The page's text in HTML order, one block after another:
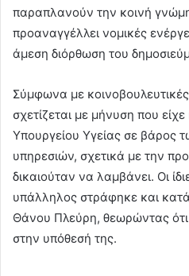
παραπλανούν την κοινή
προαναγγέλλει νομικές
άμεση διόρθωση του
Σύμφωνα με
σχετίζεται με μήνυση που
Υπουργείου Υγείας σε βάρος
υπηρεσιών, σχετικά με την
δικαιούταν να λαμβάνει. Οι
υπάλληλος στράφηκε και
Θάνου Πλεύρη, θεωρώντας
στην υπόθεσή της.